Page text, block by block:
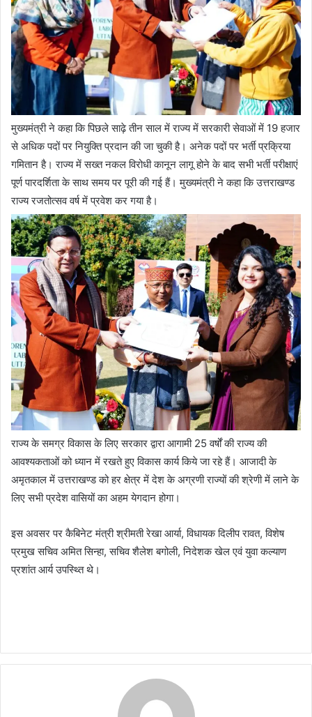
मुख्यमंत्री ने कहा कि पिछले साढ़े तीन साल में राज्य में सरकारी सेवाओं में 19 हजार
से अधिक पदों पर नियुक्ति प्रदान की जा चुकी है। अनेक पदों पर भर्ती प्रक्रिया
गमितान है। राज्य में सख्त नकल विरोधी कानून लागू होने के बाद सभी भर्ती परीक्षाएं
पूर्ण पारदर्शिता के साथ समय पर पूरी की गई हैं। मुख्यमंत्री ने कहा कि उत्तराखण्ड
राज्य रजतोत्सव वर्ष में प्रवेश कर गया है।
राज्य के समग्र विकास के लिए सरकार द्वारा आगामी 25 वर्षों की राज्य की
आवश्यकताओं को ध्यान में रखते हुए विकास कार्य किये जा रहे हैं। आजादी के
अमृतकाल में उत्तराखण्ड को हर क्षेत्र में देश के अग्रणी राज्यों की श्रेणी में लाने के
लिए सभी प्रदेश वासियों का अहम येगदान होगा।
इस अवसर पर कैबिनेट मंत्री श्रीमती रेखा आर्या, विधायक दिलीप रावत, विशेष
प्रमुख सचिव अमित सिन्हा, सचिव शैलेश बगोली, निदेशक खेल एवं युवा कल्याण
प्रशांत आर्य उपस्थ्ति थे।